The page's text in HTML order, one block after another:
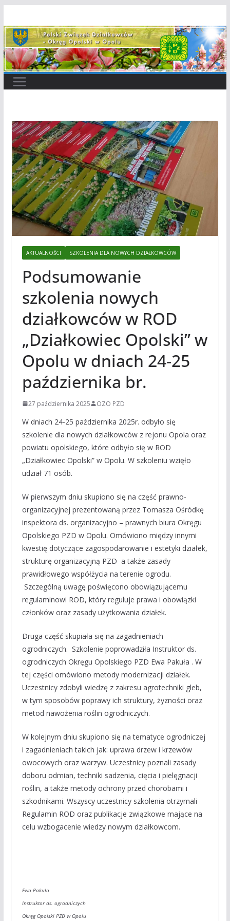
do
treści
AKTUALNOŚCI SZKOLENIA DLA NOWYCH DZIAŁKOWCÓW
Podsumowanie
szkolenia nowych
działkowców w ROD
„Działkowiec Opolski” w
Opolu w dniach 24-25
października br.
27 października 2025 OZO PZD
W dniach 24-25 października 2025r. odbyło się
szkolenie dla nowych działkowców z rejonu Opola oraz
powiatu opolskiego, które odbyło się w ROD
„Działkowiec Opolski” w Opolu. W szkoleniu wzięło
udział 71 osób.
W pierwszym dniu skupiono się na część prawno-
organizacyjnej prezentowaną przez Tomasza Ośródkę
inspektora ds. organizacyjno – prawnych biura Okręgu
Opolskiego PZD w Opolu. Omówiono między innymi
kwestię dotyczące zagospodarowanie i estetyki działek,
strukturę organizacyjną PZD a także zasady
prawidłowego współżycia na terenie ogrodu.
Szczególną uwagę poświęcono obowiązującemu
regulaminowi ROD, który reguluje prawa i obowiązki
członków oraz zasady użytkowania działek.
Druga część skupiała się na zagadnieniach
ogrodniczych. Szkolenie poprowadziła Instruktor ds.
ogrodniczych Okręgu Opolskiego PZD Ewa Pakuła . W
tej części omówiono metody modernizacji działek.
Uczestnicy zdobyli wiedzę z zakresu agrotechniki gleb,
w tym sposobów poprawy ich struktury, żyzności oraz
metod nawożenia roślin ogrodniczych.
W kolejnym dniu skupiono się na tematyce ogrodniczej
i zagadnieniach takich jak: uprawa drzew i krzewów
owocowych oraz warzyw. Uczestnicy poznali zasady
doboru odmian, techniki sadzenia, cięcia i pielęgnacji
roślin, a także metody ochrony przed chorobami i
szkodnikami. Wszyscy uczestnicy szkolenia otrzymali
Regulamin ROD oraz publikacje związkowe mające na
celu wzbogacenie wiedzy nowym działkowcom.
Ewa Pakuła
Instruktor ds. ogrodniczych
Okręg Opolski PZD w Opolu